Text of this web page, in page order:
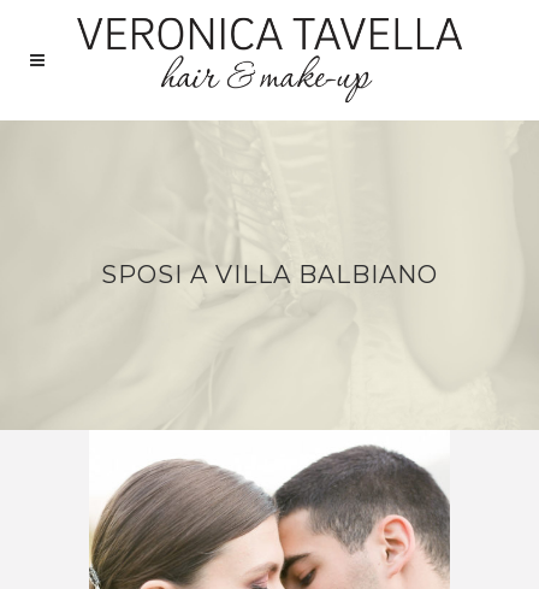
SPOSI A VILLA BALBIANO